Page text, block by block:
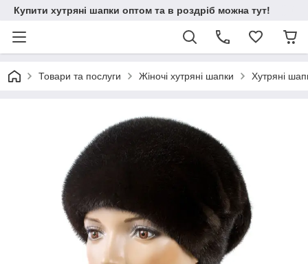
Купити хутряні шапки оптом та в роздріб можна тут!
Товари та послуги Жіночі хутряні шапки Хутряні